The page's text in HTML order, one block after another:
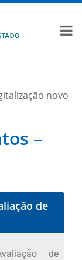
novo
–
de
de